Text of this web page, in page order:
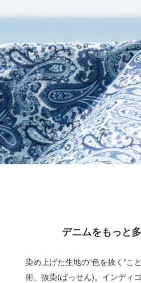
デニムをもっと
染め上げた生地の“色を抜く”こ
術、抜染(ばっせん)。インディ